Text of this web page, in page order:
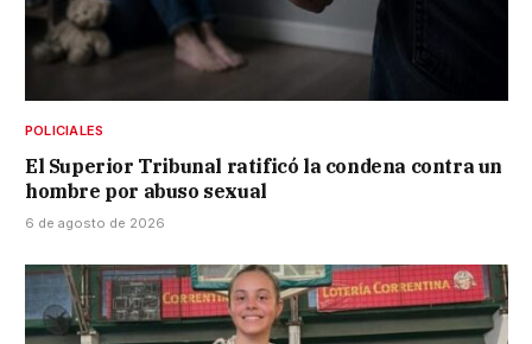
POLICIALES
El Superior Tribunal ratificó la condena contra un
hombre por abuso sexual
6 de agosto de 2026